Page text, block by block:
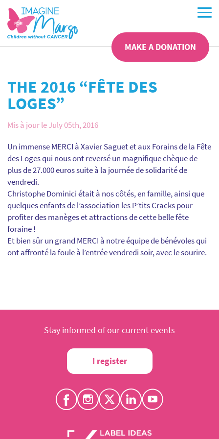
MAKE A DONATION
THE 2016 “FÊTE DES
LOGES”
Mis à jour le July 05th, 2016
Un immense MERCI à Xavier Saguet et aux Forains de la Fête
des Loges qui nous ont reversé un magnifique chèque de
plus de 27.000 euros suite à la journée de solidarité de
vendredi.
Christophe Dominici était à nos côtés, en famille, ainsi que
quelques enfants de l’association les P’tits Cracks pour
profiter des manèges et attractions de cette belle fête
foraine !
Et bien sûr un grand MERCI à notre équipe de bénévoles qui
ont affronté la foule à l’entrée vendredi soir, avec le sourire.
Stay informed of our current events
I register